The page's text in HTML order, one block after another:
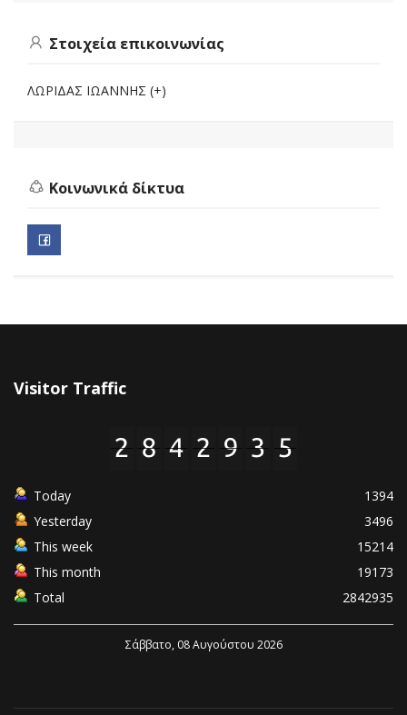
Στοιχεία επικοινωνίας
ΛΩΡΙΔΑΣ ΙΩΑΝΝΗΣ (+)
Κοινωνικά δίκτυα
Visitor Traffic
Today
1394
Yesterday
3496
This week
15214
This month
19173
Total
2842935
Σάββατο, 08 Αυγούστου 2026